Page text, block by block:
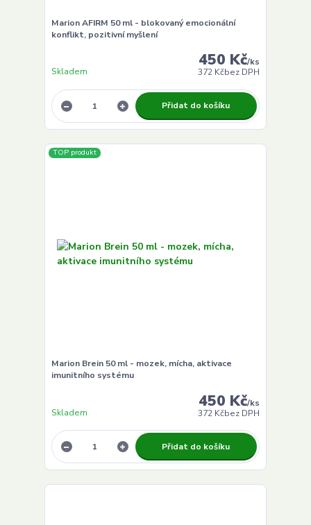
Marion AFIRM 50 ml - blokovaný emocionální
konflikt, pozitivní myšlení
450 Kč/ks
372 Kčbez DPH
Skladem
Přidat do košíku
TOP produkt
Marion Brein 50 ml - mozek, mícha, aktivace
imunitního systému
450 Kč/ks
372 Kčbez DPH
Skladem
Přidat do košíku